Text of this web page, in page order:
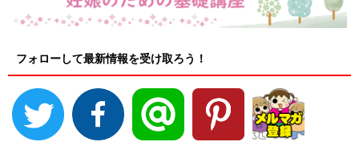
フォローして最新情報を受け取ろう！